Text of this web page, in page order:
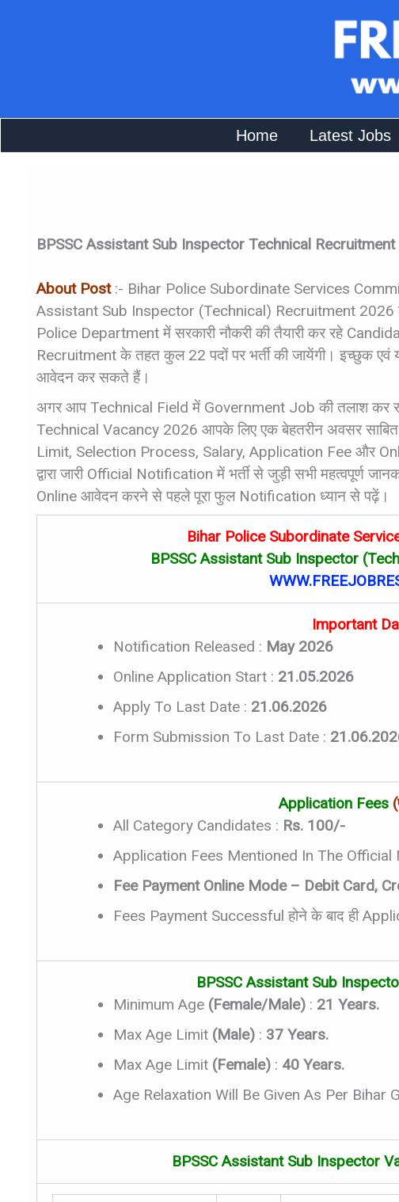
Home Latest Jobs
BPSSC Assistant Sub Inspector Technical
About Post:- Bihar Police Subordinate Services
Assistant Sub Inspector (Technical) Recruitment 2026
Police Department में सरकारी नौकरी की तैयारी कर रहे
Recruitment के तहत कुल 22 पदों पर भर्ती की जायेंगी। इच्छुक एवं
आवेदन कर सकते हैं।
अगर आप Technical Field में Government Job की तलाश कर
Technical Vacancy 2026 आपके लिए एक बेहतरीन अवसर
Limit, Selection Process, Salary, Application Fee और
द्वारा जारी Official Notification में भर्ती से जुड़ी सभी महत्वपूर्ण
Online आवेदन करने से पहले पूरा फुल Notification ध्यान से पढ़ें।
Bihar Police Subordinate
BPSSC Assistant Sub Inspector
Important
Notification Released : May 2026
Online Application Start : 21.05.2026
Apply To Last Date : 21.06.2026
Form Submission To Last Date :
Application Fees
All Category Candidates : Rs. 100/-
Application Fees Mentioned In The Official
Fee Payment Online Mode – Debit Card,
Fees Payment Successful होने के बाद ही
BPSSC Assistant Sub
Minimum Age (Female/Male) : 21 Years.
Max Age Limit (Male) : 37 Years.
Max Age Limit (Female) : 40 Years.
Age Relaxation Will Be Given As Per Bihar
BPSSC Assistant Sub Inspector